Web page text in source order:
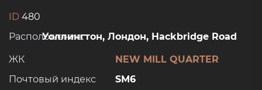
ID 480
Расположение:
Уоллингтон, Лондон, Hackbridge Road
ЖК
NEW MILL QUARTER
Почтовый индекс
SM6